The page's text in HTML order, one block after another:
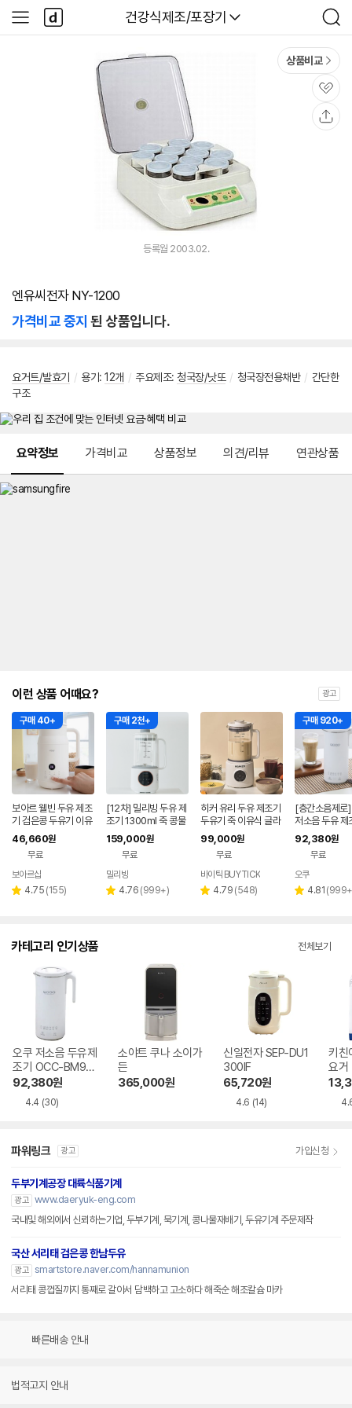
다나와
건강식제조/포장기
검
색
사
이
다
나
와
상품비교
관
심
등록월 2003.02.
엔유씨전자 NY-1200
가격비교 중지 된 상품입니다.
요거트/발효기 / 용기: 12개 / 주요제조: 청국장/낫또 / 청국장전용채반 / 간단한
구조
요약정보 가격비교 상품정보 의견/리뷰 연관상품
이런 상품 어때요? 광고
구매 40+
보아르 웰빈 두유 제조
기 검은콩 두유기 이유
식 만드는 기계 가정용
죽 두부 콩물 메이커
46,660원
무료
페이
보아르샵
별 4.75 리
(155)
구매 2천+
[12차] 밀리빙 두유 제
조기 1300ml 죽 콩물
두유기 이유식 메이커
159,000원
무료
페이
밀리빙
별 4.76 리
(999+)
히커 유리 두유 제조기
두유기 죽 이유식 글라
스 메이커 대용량 1.5L
99,000원
무료
바이틱 BUYTICK
별 4.79 리
(548)
구매 920+
[층간소음제로]
저소음 두유 제
거트 OCC-
92,380원
무료
오쿠
별 4.81 리
(999+
카테고리 인기상품 전체보기
오쿠 저소음 두유제
조기 OCC-BM900
SV
92,380원
4.4 (30)
소야트 쿠나 소이가
든
365,000원
신일전자 SEP-DU1
300IF
65,720원
4.6 (14)
키친
요
9SC
파워링크 광고 가입신청
두부기계공장 대륙식품기계
광고 www.daeryuk-eng.com
국내및 해외에서 신뢰하는기업, 두부기계, 묵기계, 콩나물재배기, 두유기계 주문제작
국산 서리태 검은콩 한남두유
광고 smartstore.naver.com/hannamunion
서리태 콩껍질까지 통째로 갈아서 담백하고 고소하다 해죽순 해조칼슘 마카
빠른배송 안내
법적고지 안내